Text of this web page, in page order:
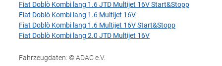
Fiat Doblò Kombi lang 1.6 JTD Multijet 16V Start&Stopp
Fiat Doblò Kombi lang 1.6 Multijet 16V
Fiat Doblò Kombi lang 1.6 Multijet 16V Start&Stopp
Fiat Doblò Kombi lang 2.0 JTD Multijet 16V
Fahrzeugdaten: © ADAC e.V.